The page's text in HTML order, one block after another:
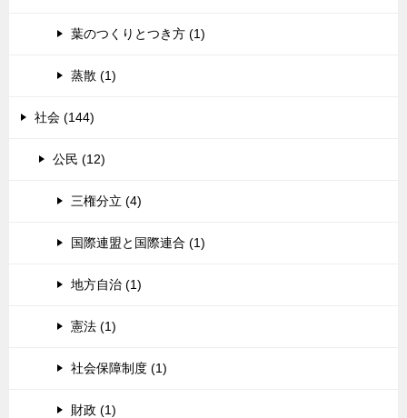
葉のつくりとつき方 (1)
蒸散 (1)
社会 (144)
公民 (12)
三権分立 (4)
国際連盟と国際連合 (1)
地方自治 (1)
憲法 (1)
社会保障制度 (1)
財政 (1)